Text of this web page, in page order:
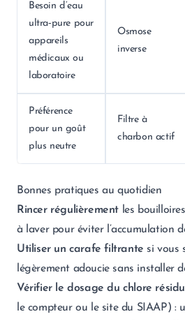
Besoin d’eau
ultra‑pure pour
appareils
médicaux ou
laboratoire
Osmose
inverse
Préférence
pour un goût
plus neutre
Filtre à
charbon actif
Bonnes pratiques au quotidien
Rincer régulièrement les
à laver pour éviter l’accumulation
Utiliser un carafe filtrante si vous
légèrement adoucie sans installer
Vérifier le dosage du chlore
le compteur ou le site du SIAAP) :